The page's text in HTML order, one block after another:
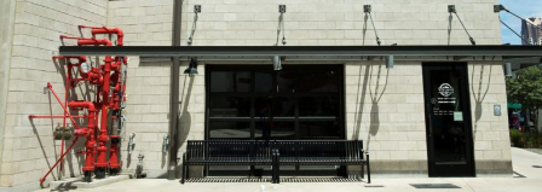
2026年5月号「“大好き”に出会いに。韓国」
2026年4月号「未来をつくる、学びの教科書。」
2026年3月号「スイーツ予想図 2026」
FOLLOW US!